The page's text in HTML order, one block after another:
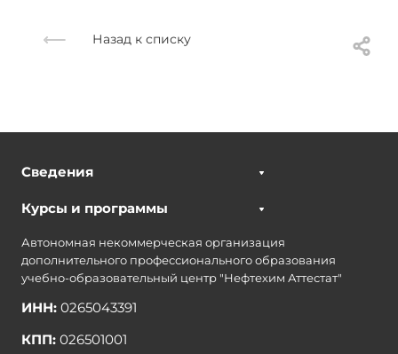
Назад к списку
Сведения
Курсы и программы
Автономная некоммерческая организация
дополнительного профессионального образования
учебно-образовательный центр "Нефтехим Аттестат"
ИНН: 0265043391
КПП: 026501001